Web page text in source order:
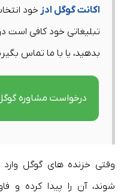
اکانت گوگل ادز خود
تبلیغاتی خود کافی است
بدهید، یا با ما تماس بگیرید:
درخواست مشاوره
وقتی خزنده های گوگل
شوند، آن را پیدا کرده و